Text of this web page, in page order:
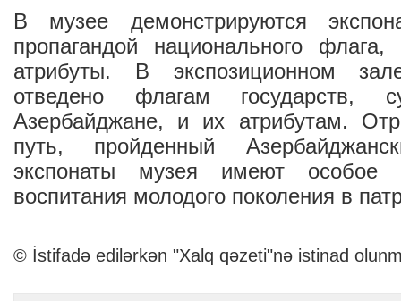
В музее демонстрируются
пропагандой национального флага,
атрибуты. В экспозиционном
отведено флагам государств,
Азербайджане, и их атрибутам.
путь, пройденный
экспонаты музея имеют особое
воспитания молодого поколения в
© İstifadə edilərkən "Xalq qəzeti"nə istinad